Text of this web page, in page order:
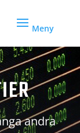
andra